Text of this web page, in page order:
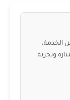
الخدمة،
وتجربة